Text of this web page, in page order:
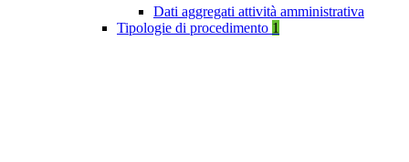
Dati aggregati attività amministrativa
Tipologie di procedimento 1